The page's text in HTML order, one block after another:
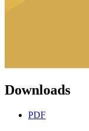
Downloads
PDF